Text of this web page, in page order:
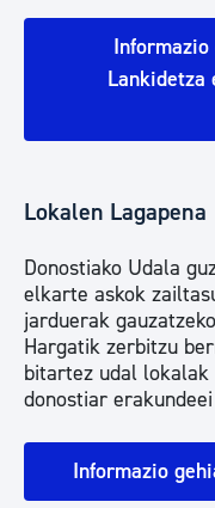
Informazio
Lankidetza
Lokalen Lagapena
Donostiako Udala
elkarte askok
jarduerak
Hargatik zerbitzu
bitartez udal lokalak
donostiar
Informazio